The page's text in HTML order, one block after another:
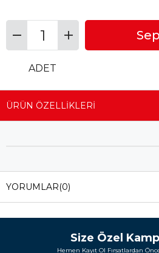
ADET
ÜRÜN ÖZELLIKLERI
YORUMLAR(0)
Size Özel
Hemen Kayıt Ol Fırsatlardan